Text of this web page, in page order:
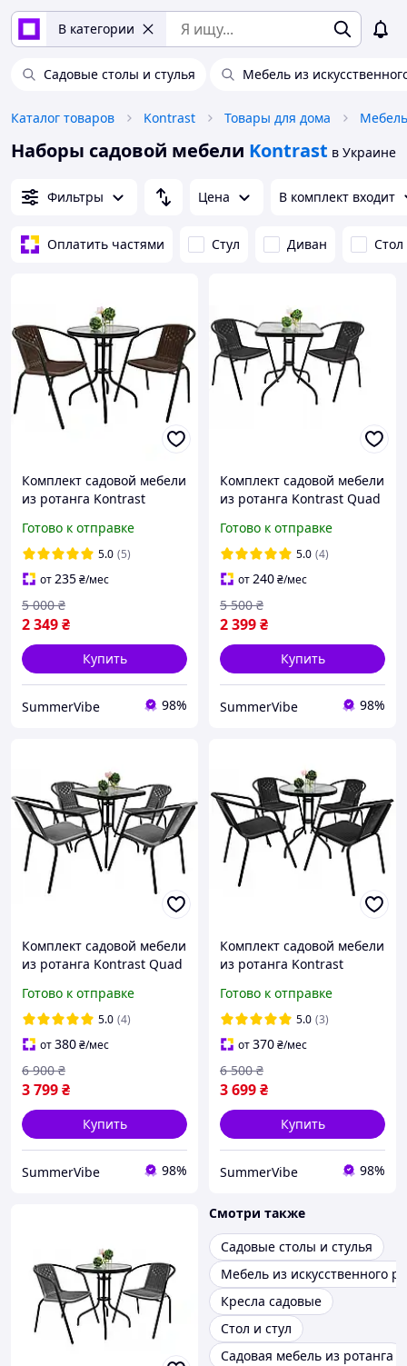
В категории
Садовые столы и стулья Мебель из
Каталог товаров Kontrast Товары для дома Мебель
Наборы садовой мебели Kontrast в Украине
Фильтры Цена В комплект входит
Оплатить частями Стул Диван Стол
Комплект садовой мебели
из ротанга Kontrast
и двумя стульями на дачу
для сада кафе
Готово к отправке
5.0 (5)
от235₴/мес
2 349₴
5 000 ₴
Купить
SummerVibe 98%
Комплект садовой мебели
из ротанга Kontrast Quad
столом и двумя стульями
на дачу для
Готово к отправке
5.0 (4)
от240₴/мес
2 399₴
5 500 ₴
Купить
SummerVibe 98%
Комплект садовой мебели
из ротанга Kontrast Quad
столом и четырьмя
стульями на дачу для
Готово к отправке
5.0 (4)
от380₴/мес
3 799₴
6 900 ₴
Купить
SummerVibe 98%
Комплект садовой мебели
из ротанга Kontrast
и четырьмя стульями на
дачу для кафе
Готово к отправке
5.0 (3)
от370₴/мес
3 699₴
6 500 ₴
Купить
SummerVibe 98%
Смотри также
Садовые столы и стулья
Мебель из искусственного
Кресла садовые
Стол и стул
Садовая мебель из ротанга